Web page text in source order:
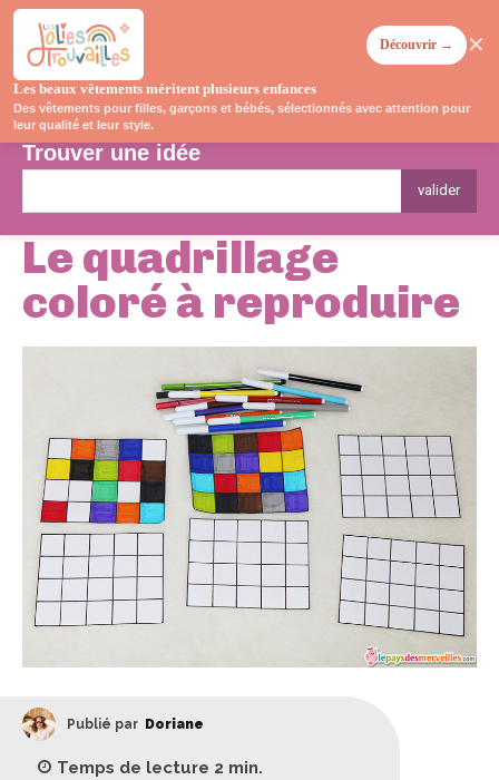
Trouver une idée
valider
Le quadrillage
coloré à reproduire
Publié par Doriane
Temps de lecture 2 min.
Les beaux vêtements méritent plusieurs enfances
Des vêtements pour filles, garçons et bébés, sélectionnés avec attention pour
leur qualité et leur style.
Découvrir → ✕